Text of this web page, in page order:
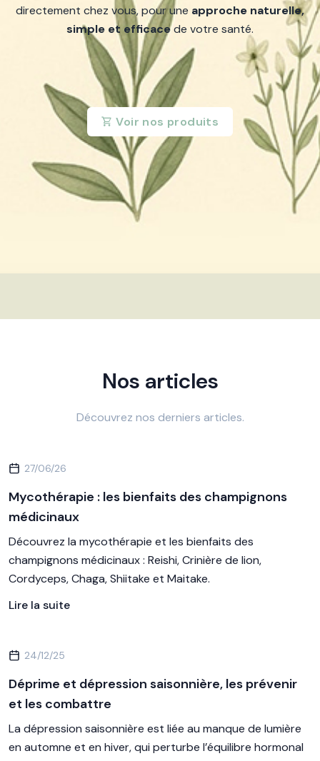
directement chez vous, pour une approche naturelle,
simple et efficacede votre santé.
Voir nos produits
Nos articles
Découvrez nos derniers articles.
27/06/26
Mycothérapie : les bienfaits des champignons
médicinaux
Découvrez la mycothérapie et les bienfaits des
champignons médicinaux : Reishi, Crinière de lion,
Cordyceps, Chaga, Shiitake et Maitake.
Lire la suite
24/12/25
Déprime et dépression saisonnière, les prévenir
et les combattre
La dépression saisonnière est liée au manque de lumière
en automne et en hiver, qui perturbe l’équilibre hormonal